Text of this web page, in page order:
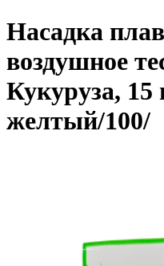
Насадка
воздушное
Кукуруза, 15
желтый/100/